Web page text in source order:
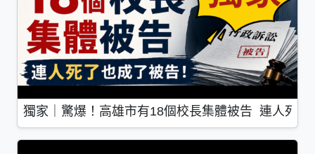
獨家｜驚爆！高雄市有18個校長集體被告 連人死了